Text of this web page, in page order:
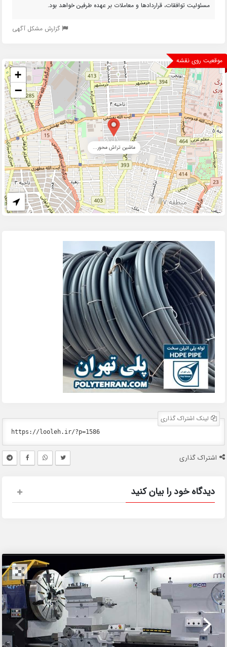
مسئولیت توافقات، قراردادها و معاملات بر عهده طرفین خواهد بود.
گزارش مشکل آگهی
موقعیت روی نقشه
ماشین تراش محور...
+
−
لینک اشتراک گذاری
اشتراک گذاری
دیدگاه خود را بیان کنید